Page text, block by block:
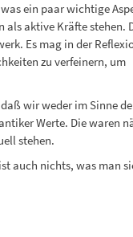
ein paar wichtige
als aktive Kräfte stehen.
Es mag in der
zu verfeinern, um
wir weder im Sinne
Werte. Die waren
stehen.
auch nichts, was man